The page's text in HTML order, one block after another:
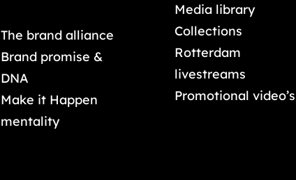
The brand alliance
Brand promise &
DNA
Make it Happen
mentality
Media library
Collections
Rotterdam
livestreams
Promotional video’s